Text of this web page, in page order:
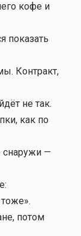
кофе и
показать
Контракт,
не так.
как по
снаружи —
потом